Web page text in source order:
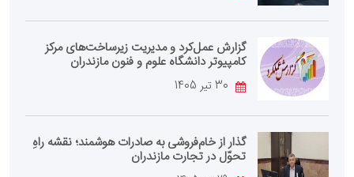
گزارش عمل‌کرد و مدیریت زیرساخت‌های مرکز
کامپیوتر دانشگاه علوم و فنون مازندران
گذار از خام‌فروشی به صادرات هوشمند؛ نقشه راهِ
تحوّل در تجارت مازندران